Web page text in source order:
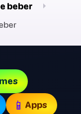
beber
📱 Apps